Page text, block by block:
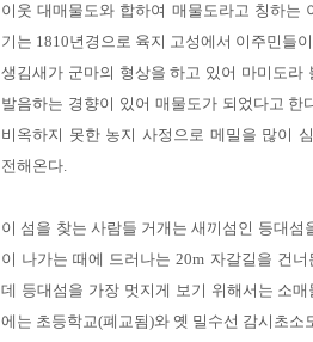
이웃 대매물도와 합하여 매물도라고 칭하는
기는 1810년경으로 육지 고성에서 이주민들
생김새가 군마의 형상을 하고 있어 마미도라
발음하는 경향이 있어 매물도가 되었다고 한
비옥하지 못한 농지 사정으로 메밀을 많이
전해온다.
이 섬을 찾는 사람들 거개는 새끼섬인 등대섬
이 나가는 때에 드러나는 20m 자갈길을 건
데 등대섬을 가장 멋지게 보기 위해서는 소
에는 초등학교(폐교됨)와 옛 밀수선 감시초소